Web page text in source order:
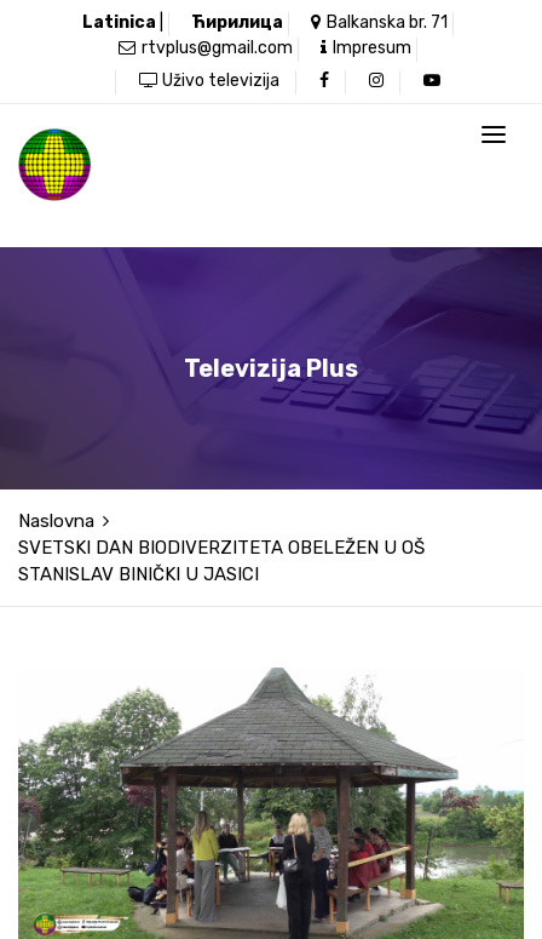
Latinica Ћирилица
Balkanska br. 71
rtvplus@gmail.com
Impresum
Uživo televizija
Televizija Plus
Naslovna
SVETSKI DAN BIODIVERZITETA OBELEŽEN U OŠ
STANISLAV BINIČKI U JASICI